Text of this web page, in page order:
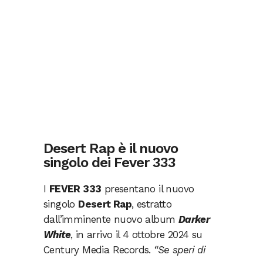
Desert Rap è il nuovo
singolo dei Fever 333
I FEVER 333 presentano il nuovo
singolo Desert Rap, estratto
dall’imminente nuovo album Darker
White, in arrivo il 4 ottobre 2024 su
Century Media Records. “Se speri di